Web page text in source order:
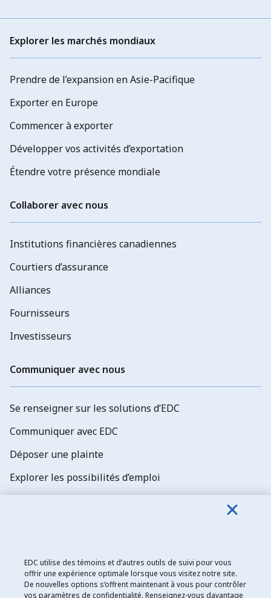
Explorer les marchés mondiaux
Prendre de l’expansion en Asie-Pacifique
Exporter en Europe
Commencer à exporter
Développer vos activités d’exportation
Étendre votre présence mondiale
Collaborer avec nous
Institutions financières canadiennes
Courtiers d’assurance
Alliances
Fournisseurs
Investisseurs
Communiquer avec nous
Se renseigner sur les solutions d’EDC
Communiquer avec EDC
Déposer une plainte
Explorer les possibilités d’emploi
Exportation et développement Canada
EDC utilise des témoins et d’autres outils de suivi pour vous
offrir une expérience optimale lorsque vous visitez notre site.
De nouvelles options s’offrent maintenant à vous pour contrôler
vos paramètres de confidentialité. Renseignez-vous davantage